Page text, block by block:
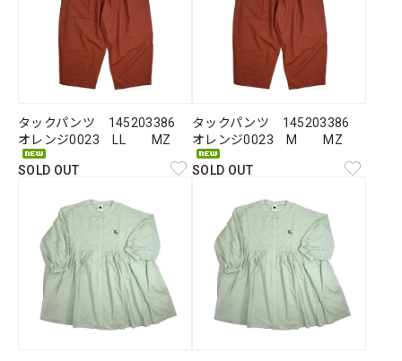
タックパンツ 145203386
オレンジ0023 LL MZ
SOLD OUT
タックパンツ 145203386
オレンジ0023 M MZ
SOLD OUT